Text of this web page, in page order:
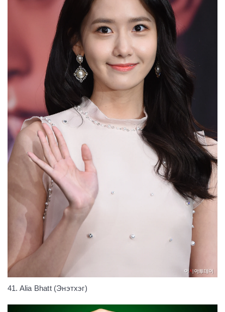
41. Alia Bhatt (Энэтхэг)